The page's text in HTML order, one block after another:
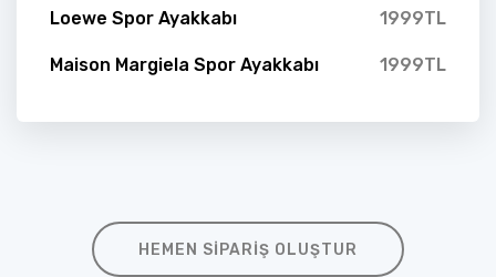
Loewe Spor Ayakkabı 1999TL
Maison Margiela Spor Ayakkabı 1999TL
HEMEN SIPARIŞ OLUŞTUR